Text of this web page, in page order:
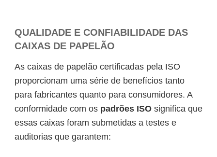
QUALIDADE E CONFIABILIDADE DAS
CAIXAS DE PAPELÃO
As caixas de papelão certificadas pela ISO
proporcionam uma série de benefícios tanto
para fabricantes quanto para consumidores. A
conformidade com os padrões ISO significa que
essas caixas foram submetidas a testes e
auditorias que garantem: